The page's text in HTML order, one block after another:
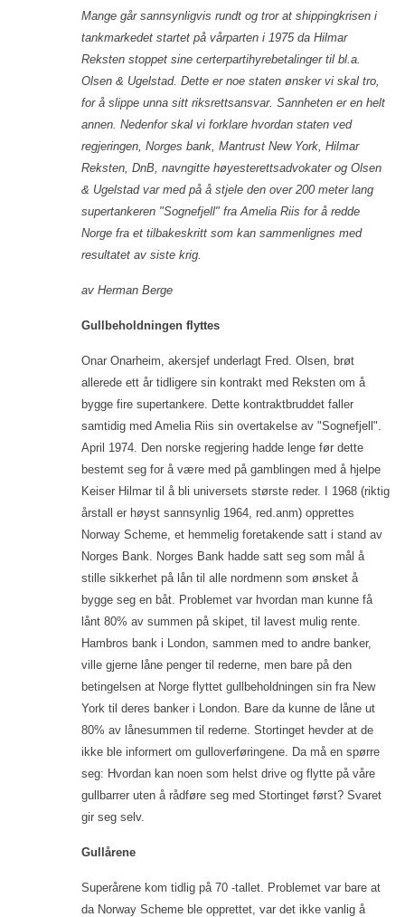
Mange går sannsynligvis rundt og tror at shippingkrisen i
tankmarkedet startet på vårparten i 1975 da Hilmar
Reksten stoppet sine certerpartihyrebetalinger til bl.a.
Olsen & Ugelstad. Dette er noe staten ønsker vi skal tro,
for å slippe unna sitt riksrettsansvar. Sannheten er en helt
annen. Nedenfor skal vi forklare hvordan staten ved
regjeringen, Norges bank, Mantrust New York, Hilmar
Reksten, DnB, navngitte høyesterettsadvokater og Olsen
& Ugelstad var med på å stjele den over 200 meter lang
supertankeren "Sognefjell" fra Amelia Riis for å redde
Norge fra et tilbakeskritt som kan sammenlignes med
resultatet av siste krig.
av Herman Berge
Gullbeholdningen flyttes
Onar Onarheim, akersjef underlagt Fred. Olsen, brøt
allerede ett år tidligere sin kontrakt med Reksten om å
bygge fire supertankere. Dette kontraktbruddet faller
samtidig med Amelia Riis sin overtakelse av "Sognefjell".
April 1974. Den norske regjering hadde lenge før dette
bestemt seg for å være med på gamblingen med å hjelpe
Keiser Hilmar til å bli universets største reder. I 1968 (riktig
årstall er høyst sannsynlig 1964, red.anm) opprettes
Norway Scheme, et hemmelig foretakende satt i stand av
Norges Bank. Norges Bank hadde satt seg som mål å
stille sikkerhet på lån til alle nordmenn som ønsket å
bygge seg en båt. Problemet var hvordan man kunne få
lånt 80% av summen på skipet, til lavest mulig rente.
Hambros bank i London, sammen med to andre banker,
ville gjerne låne penger til rederne, men bare på den
betingelsen at Norge flyttet gullbeholdningen sin fra New
York til deres banker i London. Bare da kunne de låne ut
80% av lånesummen til rederne. Stortinget hevder at de
ikke ble informert om gulloverføringene. Da må en spørre
seg: Hvordan kan noen som helst drive og flytte på våre
gullbarrer uten å rådføre seg med Stortinget først? Svaret
gir seg selv.
Gullårene
Superårene kom tidlig på 70 -tallet. Problemet var bare at
da Norway Scheme ble opprettet, var det ikke vanlig å